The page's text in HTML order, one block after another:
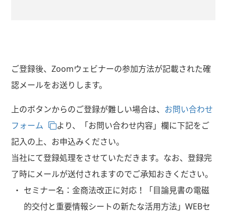
ご登録後、Zoomウェビナーの参加方法が記載された確
認メールをお送りします。
上のボタンからのご登録が難しい場合は、 お問い合わせ
フォーム
より、「お問い合わせ内容」欄に下記をご
記入の上、お申込みください。
当社にて登録処理をさせていただきます。なお、登録完
了時にメールが送付されますのでご承知おきください。
セミナー名： 金商法改正に対応！「目論見書の電磁
的交付と重要情報シートの新たな活用方法」WEBセ